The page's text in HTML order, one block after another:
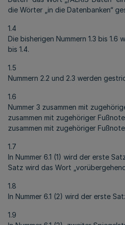
die Wörter „in die Datenbanken“
1.4
Die bisherigen Nummern 1.3 bis 1.6
bis 1.4.
1.5
Nummern 2.2 und 2.3 werden
1.6
Nummer 3 zusammen mit
zusammen mit zugehöriger
zusammen mit zugehöriger
1.7
In Nummer 6.1 (1) wird der erste
Satz wird das Wort
1.8
In Nummer 6.1 (2) wird der erste
1.9